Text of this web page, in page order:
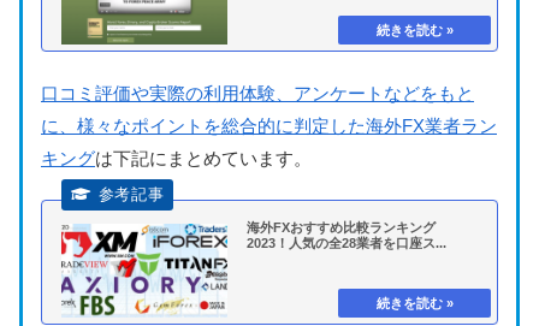
口コミ評価や実際の利用体験、アンケートなどをもと
に、様々なポイントを総合的に判定した海外FX業者ラン
キングは下記にまとめています。
海外FXおすすめ比較ランキング
2023！人気の全28業者を口座ス...